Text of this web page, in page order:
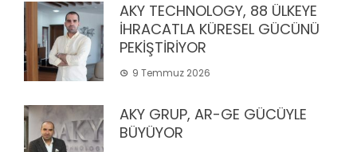
AKY TECHNOLOGY, 88 ÜLKEYE
İHRACATLA KÜRESEL GÜCÜNÜ
PEKİŞTİRİYOR
9 Temmuz 2026
AKY GRUP, AR-GE GÜCÜYLE
BÜYÜYOR